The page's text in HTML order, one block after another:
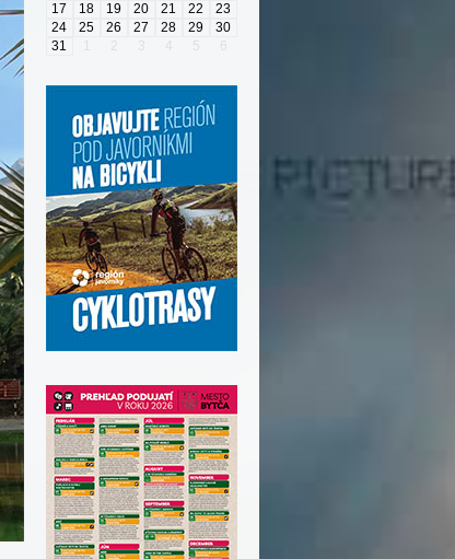
17
18 19 20 21 22
23
24
25 26 27 28 29
30
31
2 3 5 6